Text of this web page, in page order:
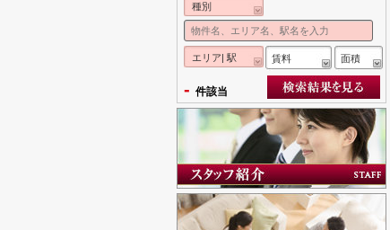
種別
エリア| 駅 賃料 面積
- 件該当